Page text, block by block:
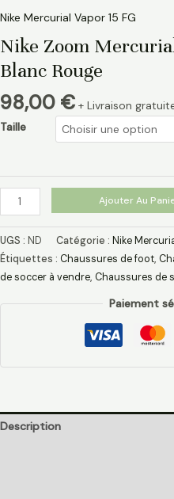
Nike Mercurial Vapor 15 FG
Nike Zoom
Blanc Rouge
98,00 € + Livraison
Taille
Ajouter Au
UGS : ND Catégorie : Nike
Étiquettes : Chaussures de foot,
de soccer à vendre, Chaussures de
Paiement
Description